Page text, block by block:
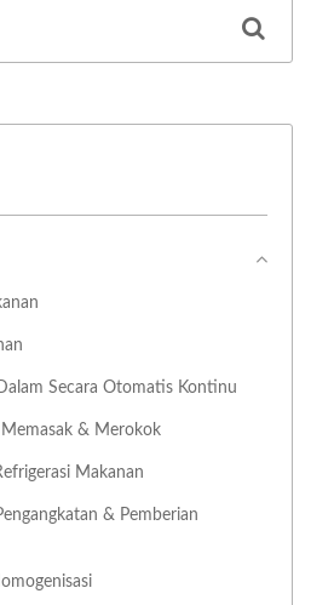
Secara Otomatis Kontinu
Memasak & Merokok
Makanan
& Pemberian